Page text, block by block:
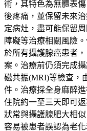
術，其特色為無體表
後疼痛，並保留未來
定病灶，盡可能保留
障礙等治療相關風險
於所有攝護腺癌患者
案。治療前仍須完成
磁共振(MRI)等檢查，
件。治療採全身麻醉
住院約一至三天即可
狀常與攝護腺肥大相
容易被患者誤認為老